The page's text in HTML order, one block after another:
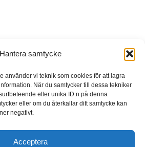
Hantera samtycke
använder vi teknik som cookies för att lagra
När du samtycker till dessa tekniker
eller unika ID:n på denna
eller om du återkallar ditt samtycke kan
negativt.
Acceptera